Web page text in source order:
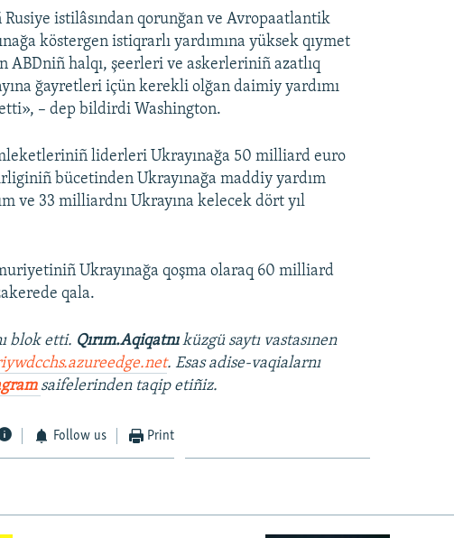
istilâsından qorunğan ve Avropaatlantik
köstergen istiqrarlı yardımına yüksek qıymet
ABDniñ halqı, şeerleri ve askerleriniñ azatlıq
ğayretleri içün kerekli olğan daimiy yardımı
– dep bildirdi Washington.
liderleri Ukrayınağa 50 milliard euro
bücetinden Ukrayınağa maddiy yardım
ve 33 milliardnı Ukrayına kelecek dört yıl
Ukrayınağa qoşma olaraq 60 milliard
qala.
blok etti. Qırım.Aqiqatnıküzgü saytı vastasınen
. Esas adise-vaqialarnı
saifelerinden taqip etiñiz.
Follow us Print